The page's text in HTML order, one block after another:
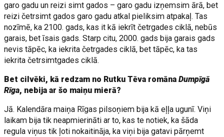
garo gadu un reizi simt gados – garo gadu izņemsim ārā, bet
reizi četrsimt gados garo gadu atkal pieliksim atpakaļ. Tas
nozīmē, ka 2100. gads, kas it kā iekrīt četrgades ciklā, nebūs
garais, bet īsais gads. Starp citu, 2000. gads bija garais gads
nevis tāpēc, ka iekrita četrgades ciklā, bet tāpēc, ka tas
iekrita četrsimtgades ciklā.
Bet cilvēki, kā redzam no Rutku Tēva romānaDumpīgā
Rīga, nebija ar šo maiņu mierā?
Jā. Kalendāra maiņa Rīgas pilsoņiem bija kā eļļa ugunī. Viņi
laikam bija tik neapmierināti ar to, kas te notiek, ka šāda
regula viņus tik ļoti nokaitināja, ka viņi bija gatavi pārņemt